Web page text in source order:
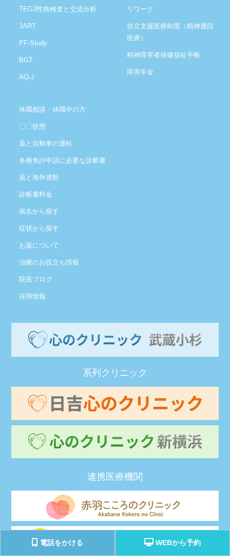
TEG3性格検査と交流分析
JART
PF-Study
BGT
AQ-J
リワーク
自立支援医療制度（精神通院
医療）
精神障害者保健福祉手帳
障害年金
休職相談・休職中の方
〇〇状態
薬と自動車の運転
各種免許申請に必要な診断書
薬と海外渡航
診断書料金
病名から探す
症状から探す
お薬について
治療のお役立ち情報
院長ブログ
採用情報
系列クリニック
連携医療機関
電話をかける WEBから予約